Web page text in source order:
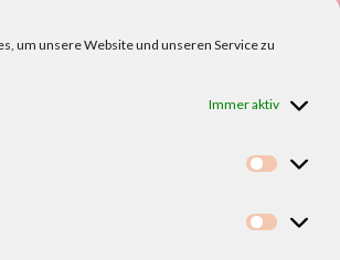
um unsere Website und unseren Service zu
Immer aktiv